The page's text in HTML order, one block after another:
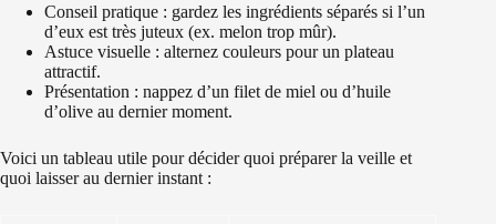
Conseil pratique : gardez les ingrédients séparés si l’un
d’eux est très juteux (ex. melon trop mûr).
Astuce visuelle : alternez couleurs pour un plateau
attractif.
Présentation : nappez d’un filet de miel ou d’huile
d’olive au dernier moment.
Voici un tableau utile pour décider quoi préparer la veille et
quoi laisser au dernier instant :